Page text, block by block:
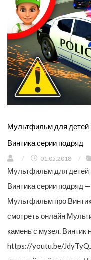
Мультфильм для детей
Винтика серии подряд
/ 01.05.2018 /
Мультфильм для детей
Винтика серии
Мультфильм про
смотреть онлайн
камень с музея. Винтик
https://youtu.be/